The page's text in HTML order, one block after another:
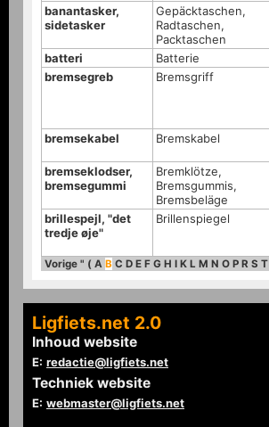
banantasker,
sidetasker
Gepäcktaschen,
Radtaschen,
Packtaschen
batteri Batterie
bremsegreb
Bremsgriff
bremsekabel Bremskabel
bremseklodser,
bremsegummi
Bremklötze,
Bremsgummis,
Bremsbeläge
brillespejl, "det
tredje øje"
Brillenspiegel
Vorige " ( A B C D E F G H I K L M N O P R S T
Ligfiets.net 2.0
Inhoud website
E: redactie@ligfiets.net
Techniek website
E: webmaster@ligfiets.net